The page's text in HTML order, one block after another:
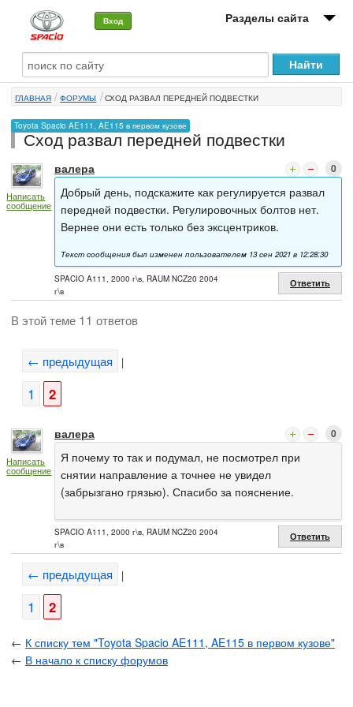
Вход Разделы сайта
О машине
Автоклуб
Форумы
Сервисы и услуги
Новости
ГЛАВНАЯ ФОРУМЫ СХОД РАЗВАЛ ПЕРЕДНЕЙ ПОДВЕСТКИ
Toyota Spacio AE111, AE115 в первом кузове
Сход развал передней подвестки
Написать
сообщение
валера 0
Добрый день, подскажите как регулируется развал
передней подвестки. Регулировочных болтов нет.
Вернее они есть только без эксцентриков.
Текст сообщения был изменен пользователем 13 сен 2021 в 12:28:30
SPACIO A111, 2000 г\в, RAUM NCZ20 2004
г\в
Ответить
В этой теме 11 ответов
← предыдущая |
1 2
Написать
сообщение
валера 0
Я почему то так и подумал, не посмотрел при
снятии направление а точнее не увидел
(забрызгано грязью). Спасибо за пояснение.
SPACIO A111, 2000 г\в, RAUM NCZ20 2004
г\в
Ответить
← предыдущая |
1 2
← К списку тем "Toyota Spacio AE111, AE115 в первом кузове"
← В начало к списку форумов